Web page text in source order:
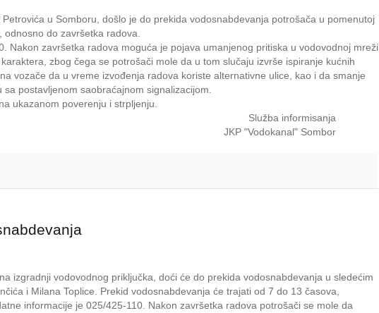
u Somboru, došlo je do prekida vodosnabdevanja potrošača u pomenutoj
do završetka radova.
Nakon završetka radova moguća je pojava umanjenog pritiska u vodovodnoj mreži
zbog čega se potrošači mole da u tom slučaju izvrše ispiranje kućnih
vozače da u vreme izvođenja radova koriste alternativne ulice, kao i da smanje
postavljenom saobraćajnom signalizacijom.
ukazanom poverenju i strpljenju.
Služba informisanja
JKP "Vodokanal" Sombor
izgradnji vodovodnog priključka, doći će do prekida vodosnabdevanja u sledećim
i Milana Toplice. Prekid vodosnabdevanja će trajati od 7 do 13 časova,
informacije je 025/425-110. Nakon završetka radova potrošači se mole da